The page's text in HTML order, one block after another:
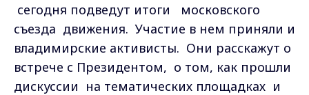
сегодня подведут итоги московского
съезда движения. Участие в нем приняли и
владимирские активисты. Они расскажут о
встрече с Президентом, о том, как прошли
дискуссии на тематических площадках и